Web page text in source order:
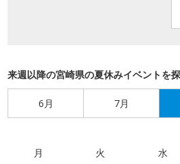
来週以降の宮崎県の夏休みイベントを
6月 7月
月 火 水